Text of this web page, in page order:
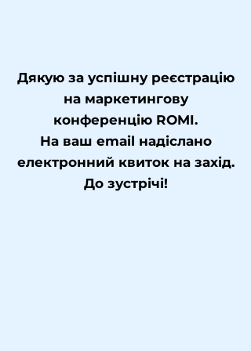
Дякую за успішну реєстрацію
на маркетингову
конференцію ROMI.
На ваш email надіслано
електронний квиток на захід.
До зустрічі!